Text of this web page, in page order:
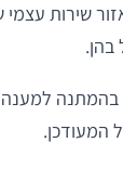
שירות עצמי
בהן.
או בהמתנה
המעודכן.